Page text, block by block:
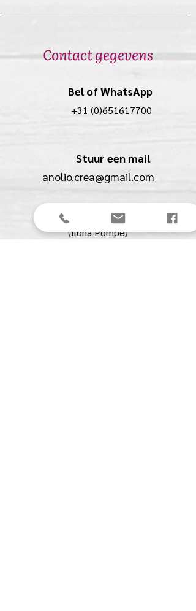
Contact gegevens
Bel of WhatsApp
+31 (0)651617700
Stuur een mail
anolio.crea@gmail.com
Anolio
(Ilona Pompe)